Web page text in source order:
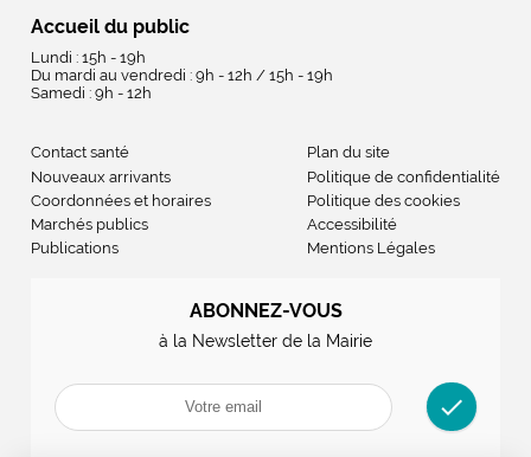
Accueil du public
Lundi : 15h - 19h
Du mardi au vendredi : 9h - 12h / 15h - 19h
Samedi : 9h - 12h
Contact santé
Nouveaux arrivants
Coordonnées et horaires
Marchés publics
Publications
Plan du site
Politique de confidentialité
Politique des cookies
Accessibilité
Mentions Légales
ABONNEZ-VOUS
à la Newsletter de la Mairie
check